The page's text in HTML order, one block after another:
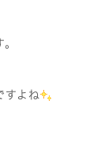
よね